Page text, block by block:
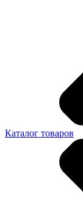
Каталог товаров